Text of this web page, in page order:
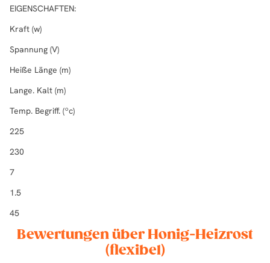
EIGENSCHAFTEN:
Kraft (w)
Spannung (V)
Heiße Länge (m)
Lange. Kalt (m)
Temp. Begriff. (ºc)
225
230
7
1.5
45
Bewertungen über Honig-Heizrost
(flexibel)